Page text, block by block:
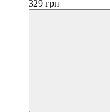
329 грн